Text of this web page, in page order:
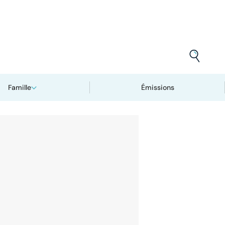
Famille Émissions